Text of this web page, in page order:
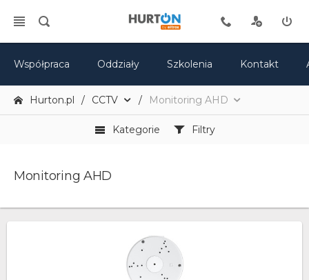
Współpraca Oddziały Szkolenia Kontakt
Hurton.pl CCTV Monitoring AHD
Kategorie Filtry
Monitoring AHD